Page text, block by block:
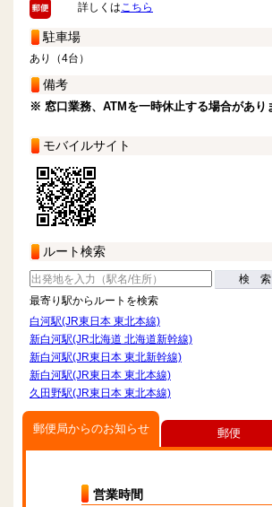
詳しくはこちら
駐車場
あり（4台）
備考
※ 窓口業務、ATMを一時休止する場合があり
モバイルサイト
ルート検索
検 索
最寄り駅からルートを検索
白河駅(JR東日本 東北本線)
新白河駅(JR北海道 北海道新幹線)
新白河駅(JR東日本 東北新幹線)
新白河駅(JR東日本 東北本線)
久田野駅(JR東日本 東北本線)
郵便局からのお知らせ
営業時間
郵便